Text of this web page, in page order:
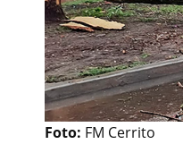
Foto: FM Cerrito